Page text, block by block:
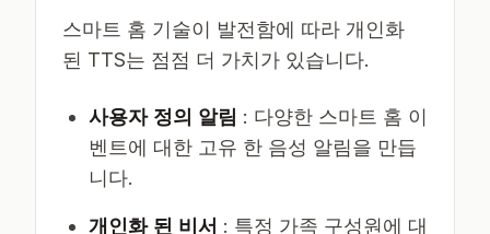
스마트 홈 기술이 발전함에 따라 개인화
된 TTS는 점점 더 가치가 있습니다.
사용자 정의 알림 : 다양한 스마트 홈 이
벤트에 대한 고유 한 음성 알림을 만듭
니다.
개인화 된 비서 : 특정 가족 구성원에 대